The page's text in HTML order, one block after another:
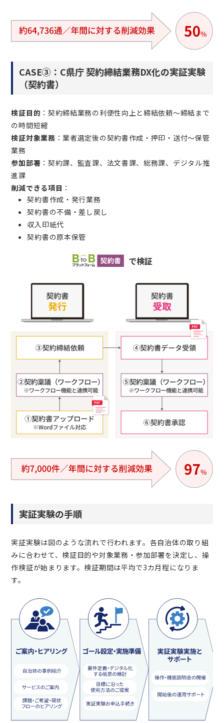
CASE③：C県庁 契約締結業務DX化の実証実験
（契約書）
検証目的 ：契約締結業務の利便性向上と締結依頼～締結まで
の時間短縮
検証対象業務 ：業者選定後の契約書作成・押印・送付～保管
業務
参加部署 ：契約課、監査課、法文書課、総務課、デジタル推
進課
削減できる項目 ：
契約書作成・発行業務
契約書の不備・差し戻し
収入印紙代
契約書の原本保管
で検証
実証実験の手順
実証実験は図のような流れで行われます。各自治体の取り組
みに合わせて、検証目的や対象業務・参加部署を決定し、操
作検証が始まります。検証期間は平均で3カ月程になりま
す。